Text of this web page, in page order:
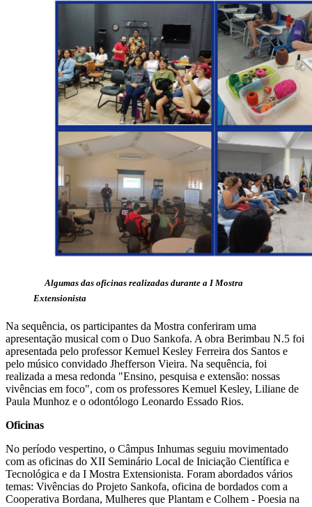
Algumas das oficinas realizadas durante a I Mostra
Extensionista
Na sequência, os participantes da Mostra conferiram uma
apresentação musical com o Duo Sankofa. A obra Berimbau N.5 foi
apresentada pelo professor Kemuel Kesley Ferreira dos Santos e
pelo músico convidado Jhefferson Vieira. Na sequência, foi
realizada a mesa redonda "Ensino, pesquisa e extensão: nossas
vivências em foco", com os professores Kemuel Kesley, Liliane de
Paula Munhoz e o odontólogo Leonardo Essado Rios.
Oficinas
No período vespertino, o Câmpus Inhumas seguiu movimentado
com as oficinas do XII Seminário Local de Iniciação Científica e
Tecnológica e da I Mostra Extensionista. Foram abordados vários
temas: Vivências do Projeto Sankofa, oficina de bordados com a
Cooperativa Bordana, Mulheres que Plantam e Colhem - Poesia na